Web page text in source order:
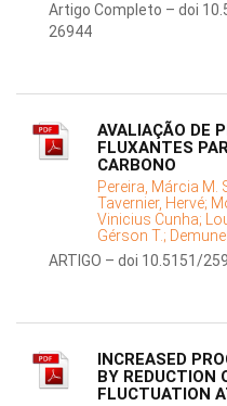
Artigo Completo – doi
26944
AVALIAÇÃO DE
FLUXANTES
CARBONO
Pereira, Márcia M.
Tavernier, Hervé;
Vinicius Cunha;
Gérson T.;
ARTIGO – doi 10.5151/
INCREASED
BY REDUCTION
FLUCTUATION